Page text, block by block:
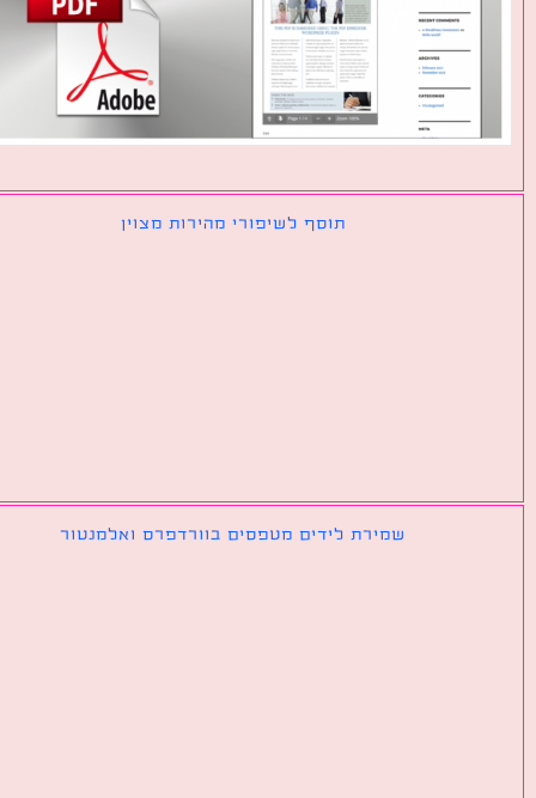
תוסף לשיפורי מהירות מצוין
שמירת לידים מטפסים בוורדפרס ואלמנטור